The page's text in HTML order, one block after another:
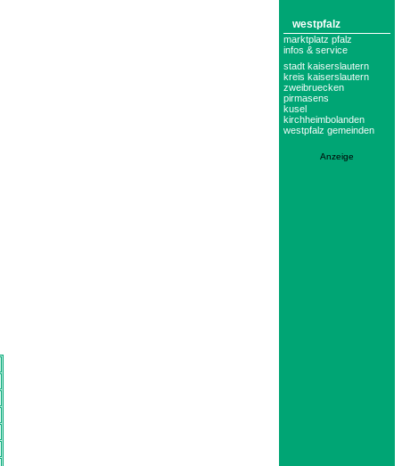
westpfalz
marktplatz pfalz
infos & service
stadt kaiserslautern
kreis kaiserslautern
zweibruecken
pirmasens
kusel
kirchheimbolanden
westpfalz gemeinden
Anzeige